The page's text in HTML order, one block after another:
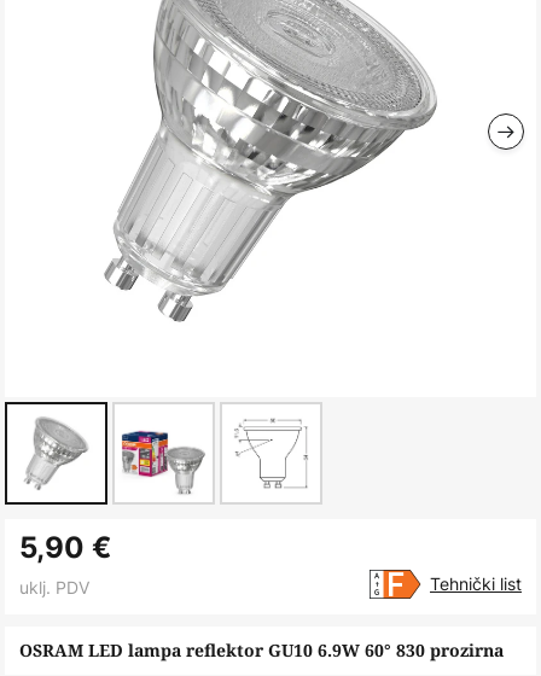
to
the
ofOSRAM LED lampa reflektor GU10 6.9W 60° 830 prozirna
5,90 €
uklj. PDV Tehnički list